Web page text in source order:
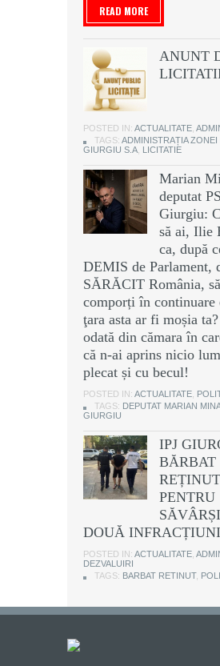
READ MORE
ANUNT
POSTED IN: ACTUALITATE
TAGS: ADMINISTRAȚIA ZONEI
GIURGIU S.A LICITATIE
Marian
deputat
Giurgiu:
să ai, Ilie
ca, după
DEMIS de Parlament,
SĂRĂCIT România,
comporți în continuare
ţara asta ar fi moșia
odată din cămara în
că n-ai aprins nicio
plecat și cu becul!
POSTED IN: ACTUALITATE
TAGS: DEPUTAT MARIAN
GIURGIU
IPJ
BĂRBAT
REȚINUT
PENTRU
DOUĂ INFRACȚIUNI
POSTED IN: ACTUALITATE
DEZVALUIRI
TAGS: BARBAT RETINUT,